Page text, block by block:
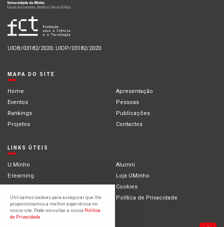
UIDB/03182/2020; UIDP/03182/2020
MAPA DO SITE
Home
Apresentação
Eventos
Pessoas
Rankings
Publicações
Projetos
Contactos
LINKS ÚTEIS
U.Minho
Alumni
E-learning
Loja UMinho
Portal Académico
Cookies
Intranet
Política de Privacidade
Estudantes Internacionais
Utilizamos cookies para assegurar que lhe
proporcionamos a melhor experiência no
nosso site. Pode consultar a nossa Política
de Privacidade